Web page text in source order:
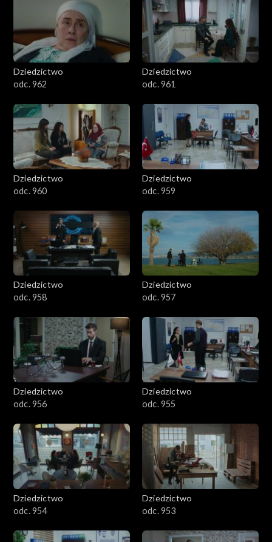
Dziedzictwo
odc. 962
Dziedzictwo
odc. 961
Dziedzictwo
odc. 960
Dziedzictwo
odc. 959
Dziedzictwo
odc. 958
Dziedzictwo
odc. 957
Dziedzictwo
odc. 956
Dziedzictwo
odc. 955
Dziedzictwo
odc. 954
Dziedzictwo
odc. 953